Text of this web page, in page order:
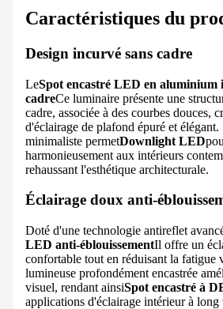
Caractéristiques du
Design incurvé sans cadre
LeSpot encastré LED en aluminium
cadreCe luminaire présente une
cadre, associée à des courbes douces,
d'éclairage de plafond épuré et élégant.
minimaliste permetDownlight LED
harmonieusement aux intérieurs
rehaussant l'esthétique architecturale.
Éclairage doux anti-
Doté d'une technologie antireflet
LED anti-éblouissementIl offre un
confortable tout en réduisant la fatigue
lumineuse profondément encastrée
visuel, rendant ainsiSpot encastré à
applications d'éclairage intérieur à long